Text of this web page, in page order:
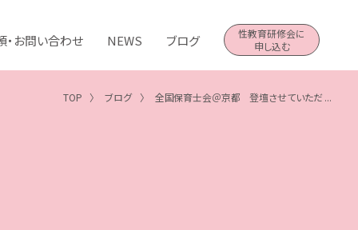
・お問い合わせ NEWS ブログ
性教育研修会に
申し込む
TOP ブログ 全国保育士会＠京都 登壇させていただ ...